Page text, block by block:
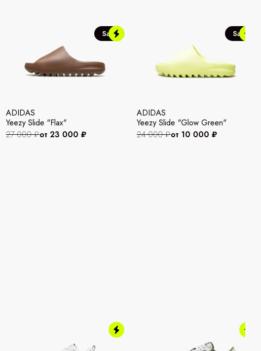
Sale
ADIDAS
Yeezy Slide "Flax"
27 000 ₽от 23 000 ₽
Sale
ADIDAS
Yeezy Slide "Glow Green"
24 000 ₽от 10 000 ₽